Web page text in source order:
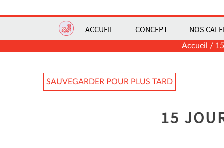
ACCUEIL CONCEPT NOS
Accueil /
SAUVEGARDER POUR PLUS TARD
15